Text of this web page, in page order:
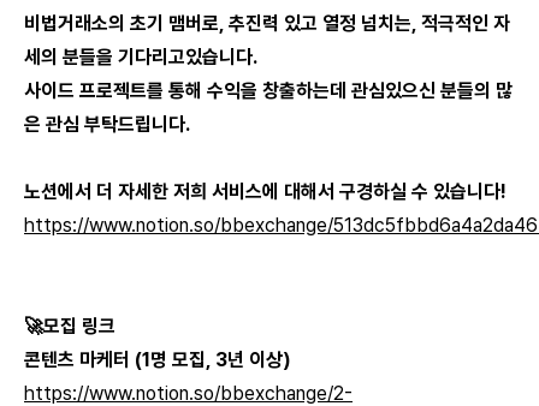
비법거래소의 초기 맴버로, 추진력 있고 열정 넘치는, 적극적인 자
세의 분들을 기다리고있습니다.
사이드 프로젝트를 통해 수익을 창출하는데 관심있으신 분들의 많
은 관심 부탁드립니다.
노션에서 더 자세한 저희 서비스에 대해서 구경하실 수 있습니다!
https://www.notion.so/bbexchange/
🚀모집 링크
콘텐츠 마케터 (1명 모집, 3년 이상)
https://www.notion.so/bbexchange/2-